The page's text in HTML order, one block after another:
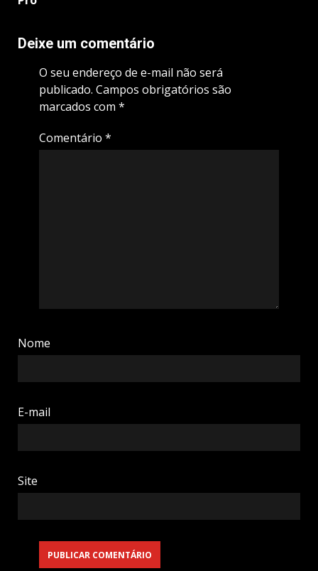
Deixe um comentário
O seu endereço de e-mail não será
publicado. Campos obrigatórios são
marcados com *
Comentário *
Nome
E-mail
Site